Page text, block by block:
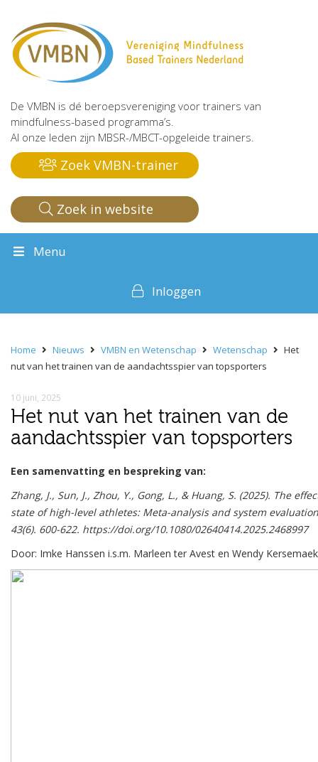
De VMBN is dé beroepsvereniging voor trainers van
mindfulness-based programma’s.
Al onze leden zijn MBSR-/MBCT-opgeleide trainers.
Zoek VMBN-trainer
Zoek in website
Menu
Inloggen
Home Nieuws VMBN en Wetenschap Wetenschap
Het
nut van het trainen van de aandachtsspier van topsporters
10 juni, 2025
Het nut van het trainen van de
aandachtsspier van topsporters
Een samenvatting en bespreking van:
Zhang, J., Sun, J., Zhou, Y., Gong, L., & Huang, S. (2025). The
state of high-level athletes: Meta-analysis and system
43(6). 600-622. https://doi.org/10.1080/02640414.2025.2468997
Door: Imke Hanssen i.s.m. Marleen ter Avest en Wendy